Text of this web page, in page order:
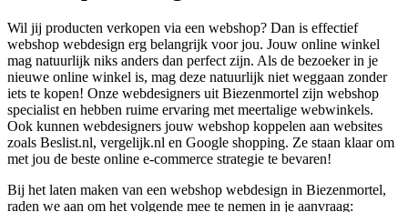
Wil jij producten verkopen via een webshop? Dan is effectief
webshop webdesign erg belangrijk voor jou. Jouw online winkel
mag natuurlijk niks anders dan perfect zijn. Als de bezoeker in je
nieuwe online winkel is, mag deze natuurlijk niet weggaan zonder
iets te kopen! Onze webdesigners uit Biezenmortel zijn webshop
specialist en hebben ruime ervaring met meertalige webwinkels.
Ook kunnen webdesigners jouw webshop koppelen aan websites
zoals Beslist.nl, vergelijk.nl en Google shopping. Ze staan klaar om
met jou de beste online e-commerce strategie te bevaren!
Bij het laten maken van een webshop webdesign in Biezenmortel,
raden we aan om het volgende mee te nemen in je aanvraag: